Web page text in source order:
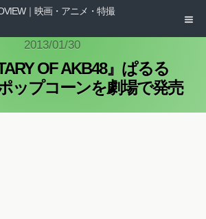
｜映画・アニメ・特撮
2013/01/30
OF AKB48』ぱるる
ップコーンを劇場で発売